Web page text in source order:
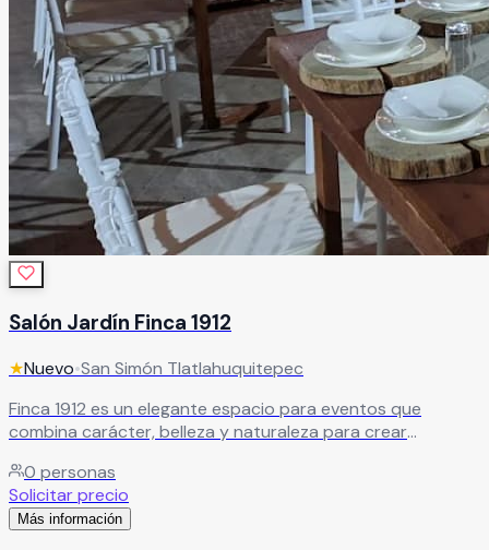
Salón Jardín Finca 1912
★Nuevo•San Simón Tlatlahuquitepec
Finca 1912 es un elegante espacio para eventos que
combina carácter, belleza y naturaleza para crear
instalaciones y la amplitud de su jardín verde ofrecen el
escenario perfecto para bodas, XV años, aniversarios,
graduaciones y eventos sociales especiales, brindando
0 personas
Solicitar precio
Más información